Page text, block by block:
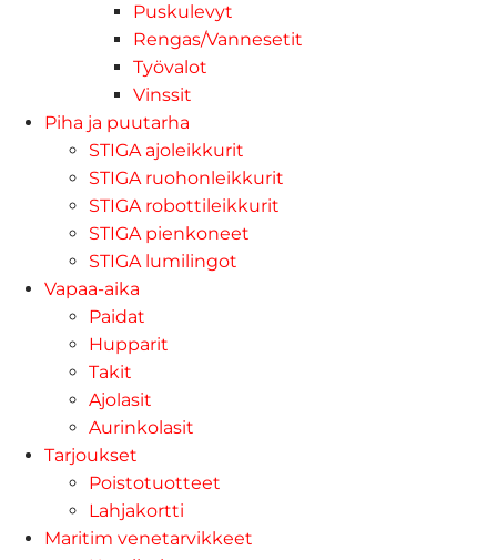
Puskulevyt
Rengas/Vannesetit
Työvalot
Vinssit
Piha ja puutarha
STIGA ajoleikkurit
STIGA ruohonleikkurit
STIGA robottileikkurit
STIGA pienkoneet
STIGA lumilingot
Vapaa-aika
Paidat
Hupparit
Takit
Ajolasit
Aurinkolasit
Tarjoukset
Poistotuotteet
Lahjakortti
Maritim venetarvikkeet